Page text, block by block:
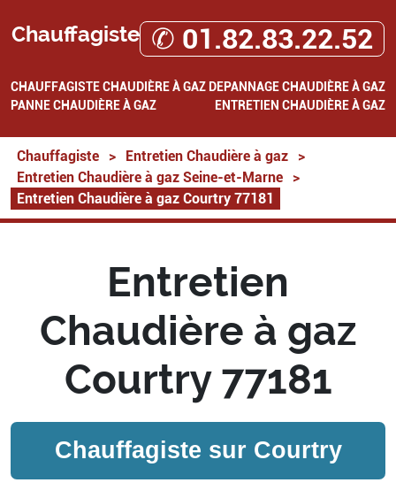
Chauffagiste ✆ 01.82.83.22.52
CHAUFFAGISTECHAUDIÈRE À GAZ DEPANNAGE CHAUDIÈRE À GAZ
PANNE CHAUDIÈRE À GAZ
ENTRETIEN CHAUDIÈRE À GAZ
Chauffagiste > Entretien Chaudière à gaz
>
Entretien Chaudière à gaz Seine-et-Marne
>
Entretien Chaudière à gaz Courtry 77181
Entretien
Chaudière à gaz
Courtry 77181
Chauffagiste sur Courtry